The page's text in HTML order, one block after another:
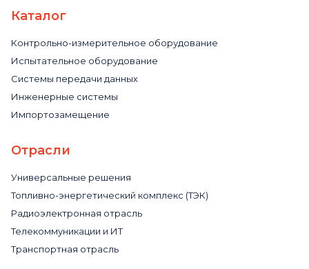
Каталог
Контрольно-измерительное оборудование
Испытательное оборудование
Системы передачи данных
Инженерные системы
Импортозамещение
Отрасли
Универсальные решения
Топливно-энергетический комплекс (ТЭК)
Радиоэлектронная отрасль
Телекоммуникации и ИТ
Транспортная отрасль